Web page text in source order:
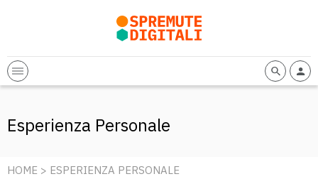
Esperienza Personale
HOME > ESPERIENZA PERSONALE